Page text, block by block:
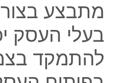
מתבצע
בעלי העסק
להתמקד